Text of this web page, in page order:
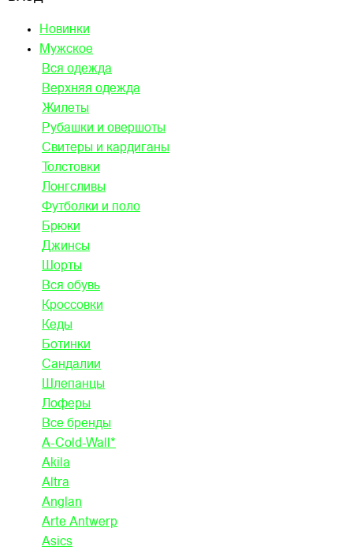
Новинки
Мужское
Вся одежда
Верхняя одежда
Жилеты
Рубашки и овершоты
Свитеры и кардиганы
Толстовки
Лонгсливы
Футболки и поло
Брюки
Джинсы
Шорты
Вся обувь
Кроссовки
Кеды
Ботинки
Сандалии
Шлепанцы
Лоферы
Все бренды
A-Cold-Wall*
Akila
Altra
Anglan
Arte Antwerp
Asics